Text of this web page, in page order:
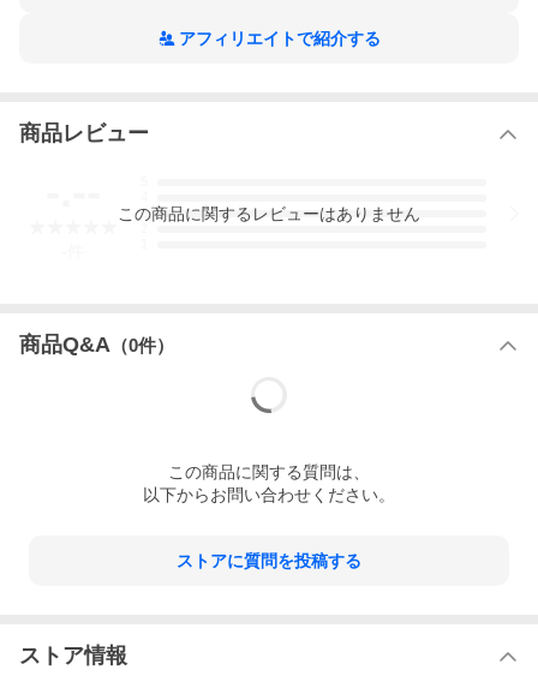
アフィリエイトで紹介する
商品レビュー
3
この商品に関するレビューはありません
商品Q&A （0件）
この商品に関する質問は、
以下からお問い合わせください。
ストアに質問を投稿する
ストア情報